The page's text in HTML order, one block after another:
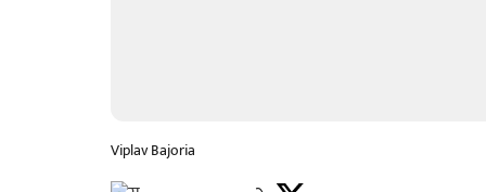
Viplav Bajoria